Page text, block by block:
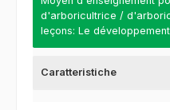
d'arboricultrice /
leçons: Le
Caratteristiche